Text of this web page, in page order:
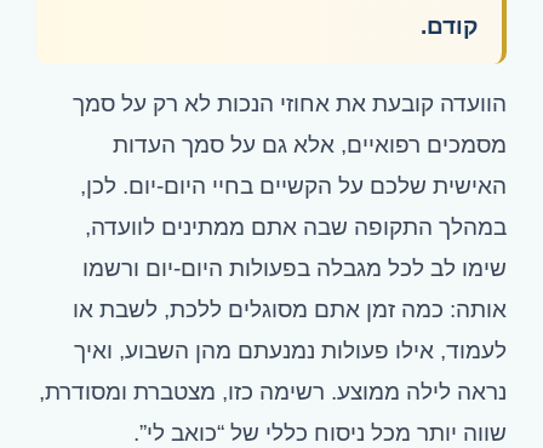
קודם.
הוועדה קובעת את אחוזי הנכות לא רק על סמך
מסמכים רפואיים, אלא גם על סמך העדות
האישית שלכם על הקשיים בחיי היום-יום. לכן,
במהלך התקופה שבה אתם ממתינים לוועדה,
שימו לב לכל מגבלה בפעולות היום-יום ורשמו
אותה: כמה זמן אתם מסוגלים ללכת, לשבת או
לעמוד, אילו פעולות נמנעתם מהן השבוע, ואיך
נראה לילה ממוצע. רשימה כזו, מצטברת ומסודרת,
שווה יותר מכל ניסוח כללי של “כואב לי”.